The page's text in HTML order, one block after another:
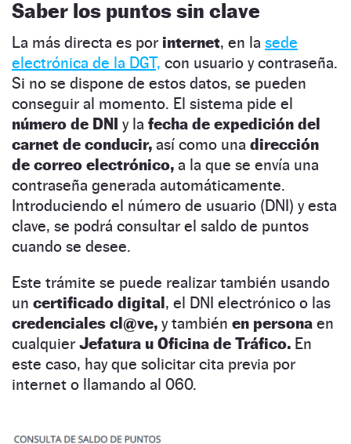
Saber los puntos sin clave
La más directa es por internet, en la sede
electrónica de la DGT, con usuario y contraseña.
Si no se dispone de estos datos, se pueden
conseguir al momento. El sistema pide el
número de DNI y la fecha de expedición del
carnet de conducir, así como una dirección
de correo electrónico, a la que se envía una
contraseña generada automáticamente.
Introduciendo el número de usuario (DNI) y esta
clave, se podrá consultar el saldo de puntos
cuando se desee.
Este trámite se puede realizar también usando
un certificado digital, el DNI electrónico o las
credenciales cl@ve, y también en persona en
cualquier Jefatura u Oficina de Tráfico. En
este caso, hay que solicitar cita previa por
internet o llamando al 060.